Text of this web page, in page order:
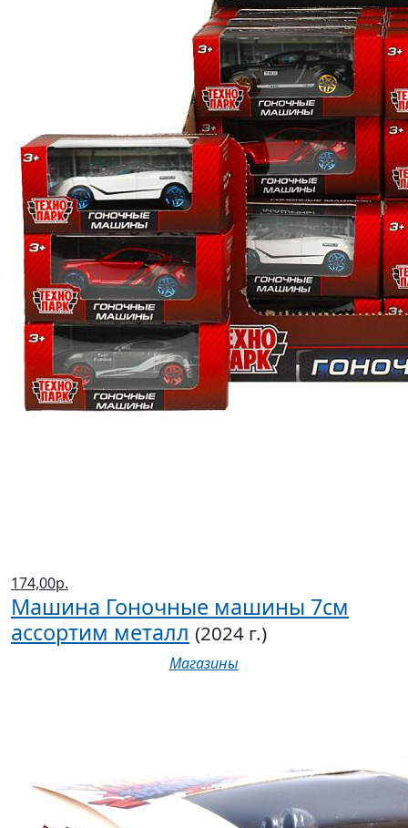
174,00р.
Машина Гоночные машины 7см
ассортим металл (2024 г.)
Магазины